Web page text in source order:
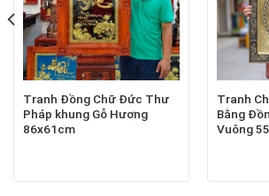
Tranh Đồng Chữ Đức Thư
Pháp khung Gỗ Hương
86x61cm
Tranh
Bằng
Vuông